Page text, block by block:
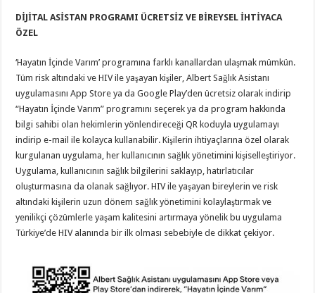
DİJİTAL ASİSTAN PROGRAMI ÜCRETSİZ VE BİREYSEL İHTİYACA
ÖZEL
‘Hayatın İçinde Varım’ programına farklı kanallardan ulaşmak mümkün.
Tüm risk altındaki ve HIV ile yaşayan kişiler, Albert Sağlık Asistanı
uygulamasını App Store ya da Google Play’den ücretsiz olarak indirip
“Hayatın İçinde Varım” programını seçerek ya da program hakkında
bilgi sahibi olan hekimlerin yönlendireceği QR koduyla uygulamayı
indirip e-mail ile kolayca kullanabilir. Kişilerin ihtiyaçlarına özel olarak
kurgulanan uygulama, her kullanıcının sağlık yönetimini kişiselleştiriyor.
Uygulama, kullanıcının sağlık bilgilerini saklayıp, hatırlatıcılar
oluşturmasına da olanak sağlıyor. HIV ile yaşayan bireylerin ve risk
altındaki kişilerin uzun dönem sağlık yönetimini kolaylaştırmak ve
yenilikçi çözümlerle yaşam kalitesini artırmaya yönelik bu uygulama
Türkiye’de HIV alanında bir ilk olması sebebiyle de dikkat çekiyor.